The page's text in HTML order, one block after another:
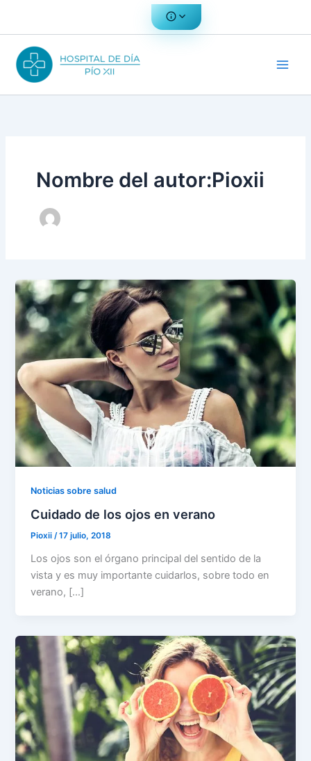
Nombre del autor:Pioxii
Noticias sobre salud
Cuidado de los ojos en verano
Pioxii/17 julio, 2018
Los ojos son el órgano principal del sentido de la
vista y es muy importante cuidarlos, sobre todo en
verano, […]